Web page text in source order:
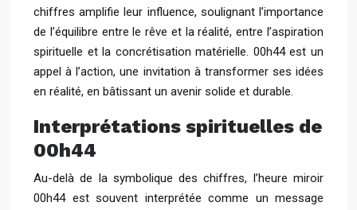
chiffres amplifie leur influence, soulignant l’importance
de l’équilibre entre le rêve et la réalité, entre l’aspiration
spirituelle et la concrétisation matérielle. 00h44 est un
appel à l’action, une invitation à transformer ses idées
en réalité, en bâtissant un avenir solide et durable.
Interprétations spirituelles de
00h44
Au-delà de la symbolique des chiffres, l’heure miroir
00h44 est souvent interprétée comme un message